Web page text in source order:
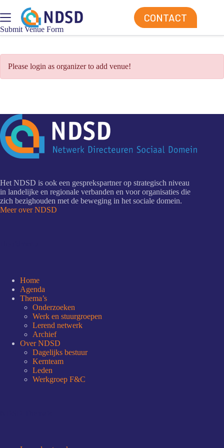
naar
de
inhoud
CONTACT
Submit Venue Form
Please login as organizer to add venue!
Het NDSD is ook een gesprekspartner op strategisch niveau
in landelijke en regionale verbanden en voor organisaties die
zich bezighouden met de beweging in het sociale domein.
Meer over NDSD
Home
Agenda
Thema’s
Onderzoeken
Werk en stuurgroepen
Lerend netwerk
Archief
Over NDSD
Dagelijks bestuur
Kernteam
Leden
Werkgroep F&C